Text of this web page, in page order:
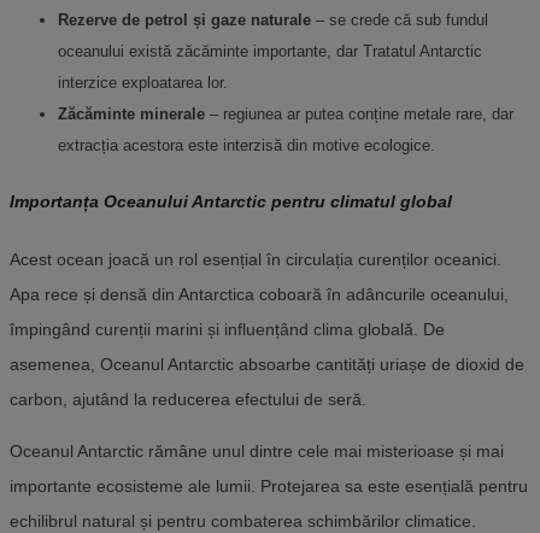
Rezerve de petrol și gaze naturale – se crede că sub fundul
oceanului există zăcăminte importante, dar Tratatul Antarctic
interzice exploatarea lor.
Zăcăminte minerale – regiunea ar putea conține metale rare, dar
extracția acestora este interzisă din motive ecologice.
Importanța Oceanului Antarctic pentru climatul global
Acest ocean joacă un rol esențial în circulația curenților oceanici.
Apa rece și densă din Antarctica coboară în adâncurile oceanului,
împingând curenții marini și influențând clima globală. De
asemenea, Oceanul Antarctic absoarbe cantități uriașe de dioxid de
carbon, ajutând la reducerea efectului de seră.
Oceanul Antarctic rămâne unul dintre cele mai misterioase și mai
importante ecosisteme ale lumii. Protejarea sa este esențială pentru
echilibrul natural și pentru combaterea schimbărilor climatice.